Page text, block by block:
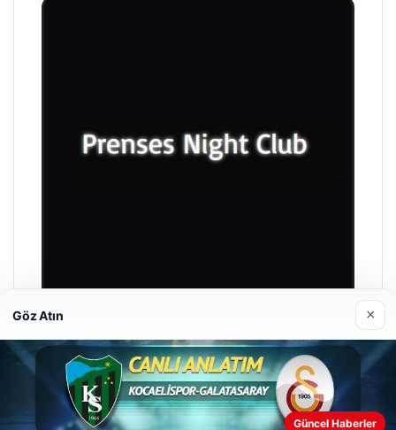
Enes Kaplan Avukatlık Bürosu
28 Nisan 2026
Göz Atın ×
Güncel Haberler